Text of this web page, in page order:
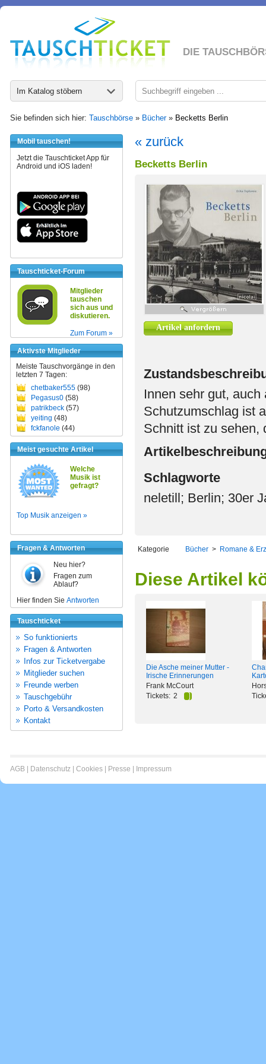
DIE
Im Katalog stöbern
Sie befinden sich hier: Tauschbörse » Bücher» Becketts Berlin
Mobil tauschen!
Jetzt die Tauschticket App für
Android und iOS laden!
Tauschticket-Forum
Mitglieder
tauschen
sich aus und
diskutieren.
Zum Forum »
Aktivste Mitglieder
Meiste Tauschvorgänge in den
letzten 7 Tagen:
chetbaker555 (98)
Pegasus0 (58)
patrikbeck (57)
yeiting (48)
fckfanole (44)
Meist gesuchte Artikel
Welche
Musik ist
gefragt?
Top Musik anzeigen »
Fragen & Antworten
Neu hier?
Fragen zum
Ablauf?
Hier finden Sie Antworten
Tauschticket
So funktionierts
Fragen & Antworten
Infos zur Ticketvergabe
Mitglieder suchen
Freunde werben
Tauschgebühr
Porto & Versandkosten
Kontakt
« zurück
Becketts Berlin
Artikel anfordern
Innen sehr gut,
Schutzumschlag ist
Schnitt ist zu sehen,
Schlagworte
neletill; Berlin; 30er
Kategorie Bücher > Romane &
Diese Artikel
Die Asche meiner Mutter -
Irische Erinnerungen
Frank McCourt
Tickets: 2
AGB Datenschutz Cookies Presse Impressum